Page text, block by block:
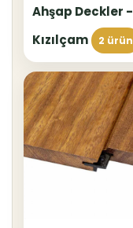
Ahşap Deckler -
Kızılçam
2 ürün